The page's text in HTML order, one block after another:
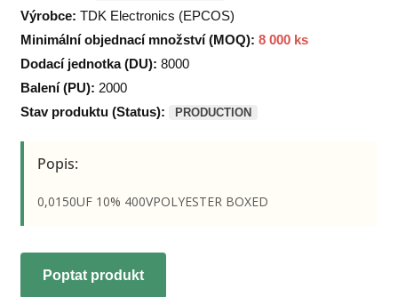
Výrobce: TDK Electronics (EPCOS)
Minimální objednací množství (MOQ): 8 000 ks
Dodací jednotka (DU): 8000
Balení (PU): 2000
Stav produktu (Status):
PRODUCTION
Popis:
0,0150UF 10% 400VPOLYESTER BOXED
Poptat produkt